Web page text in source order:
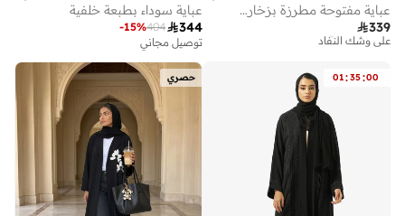
عباية مفتوحة مطرزة بزخارف زهور وياقة على شكل
339
توصيل مجاني
على وشك النفاد
توصيل مجاني
عباية سوداء بطبعة خلفية
344
404
-15%
توصيل مجاني
01:35:00 حصري